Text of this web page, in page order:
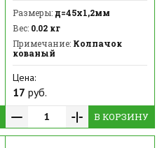
Размеры:д=45x1,2мм
Вес:0.02 кг
Примечание:Колпачок
кованый
Цена:
17 руб.
В КОРЗИНУ